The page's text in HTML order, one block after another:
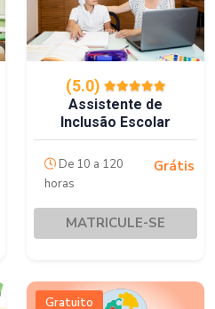
(5.0)
Assistente de
Inclusão Escolar
De 10 a 120
horas
Grátis
MATRICULE-SE
Gratuito